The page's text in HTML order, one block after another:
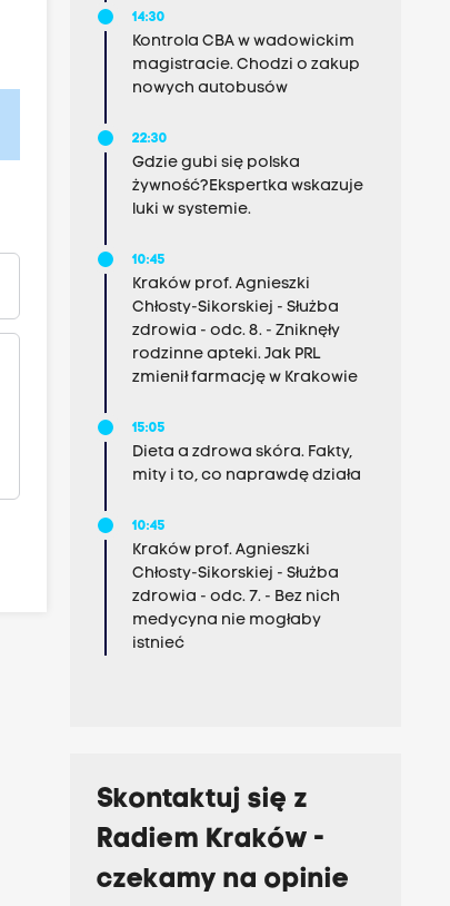
14:30
Kontrola CBA w wadowickim
magistracie. Chodzi o zakup
nowych autobusów
22:30
Gdzie gubi się polska
żywność?Ekspertka wskazuje
luki w systemie.
10:45
Kraków prof. Agnieszki
Chłosty-Sikorskiej - Służba
zdrowia - odc. 8. - Zniknęły
rodzinne apteki. Jak PRL
zmienił farmację w Krakowie
15:05
Dieta a zdrowa skóra. Fakty,
mity i to, co naprawdę działa
10:45
Kraków prof. Agnieszki
Chłosty-Sikorskiej - Służba
zdrowia - odc. 7. - Bez nich
medycyna nie mogłaby
istnieć
Skontaktuj się z
Radiem Kraków -
czekamy na opinie